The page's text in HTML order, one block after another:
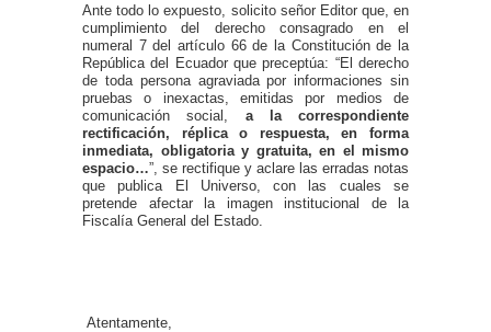
Ante todo lo expuesto, solicito señor Editor que, en
cumplimiento del derecho consagrado en el
numeral 7 del artículo 66 de la Constitución de la
República del Ecuador que preceptúa: “El derecho
de toda persona agraviada por informaciones sin
pruebas o inexactas, emitidas por medios de
comunicación social, a la correspondiente
rectificación, réplica o respuesta, en forma
inmediata, obligatoria y gratuita, en el mismo
espacio…”, se rectifique y aclare las erradas notas
que publica El Universo, con las cuales se
pretende afectar la imagen institucional de la
Fiscalía General del Estado.
Atentamente,